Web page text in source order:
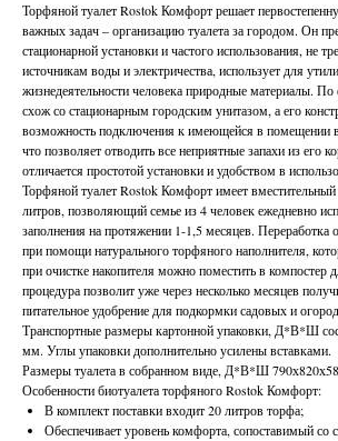
Торфяной туалет Rostok Комфорт решает
важных задач – организацию туалета за городом. Он
стационарной установки и частого использования, не
источникам воды и электричества, использует для
жизнедеятельности человека природные материалы.
схож со стационарным городским унитазом, а его
возможность подключения к имеющейся в помещении
что позволяет отводить все неприятные запахи из его
отличается простотой установки и удобством в
Торфяной туалет Rostok Комфорт имеет
литров, позволяющий семье из 4 человек ежедневно
заполнения на протяжении 1-1,5 месяцев. Переработка
при помощи натурального торфяного наполнителя,
при очистке накопителя можно поместить в компостер
процедура позволит уже через несколько месяцев
питательное удобрение для подкормки садовых и
Транспортные размеры картонной упаковки, Д*В*Ш
мм. Углы упаковки дополнительно усилены вставками.
Размеры туалета в собранном виде, Д*В*Ш
Особенности биотуалета торфяного Rostok Комфорт:
В комплект поставки входит 20 литров торфа;
Обеспечивает уровень комфорта, сопоставимый со